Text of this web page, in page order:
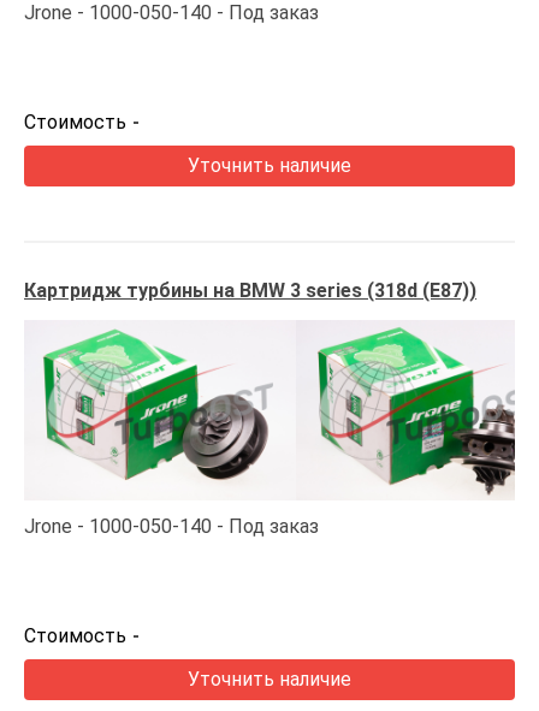
Jrone 1000-050-140 Под заказ
Стоимость -
Уточнить наличие
Картридж турбины на BMW 3 series (318d (E87))
Jrone 1000-050-140 Под заказ
Стоимость -
Уточнить наличие